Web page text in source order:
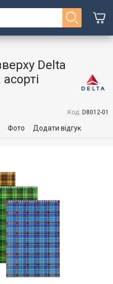
Delta
Код: D8012-01
Фото Додати відгук